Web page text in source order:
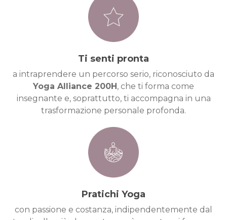
Ti senti pronta
a intraprendere un percorso serio, riconosciuto da
Yoga Alliance 200H, che ti forma come
insegnante e, soprattutto, ti accompagna in una
trasformazione personale profonda.
Pratichi Yoga
con passione e costanza, indipendentemente dal